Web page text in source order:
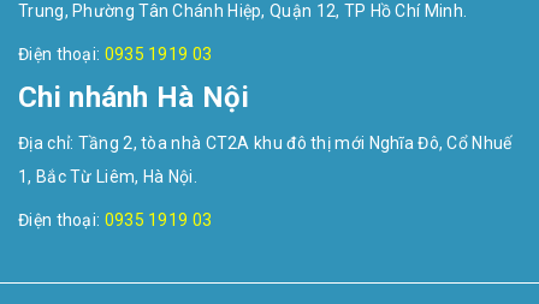
Trung, Phường Tân Chánh Hiệp, Quận 12, TP Hồ Chí Minh.
Điện thoại: 0935 1919 03
Chi nhánh Hà Nội
Địa chỉ: Tầng 2, tòa nhà CT2A khu đô thị mới Nghĩa Đô, Cổ Nhuế
1, Bắc Từ Liêm, Hà Nội.
Điện thoại: 0935 1919 03